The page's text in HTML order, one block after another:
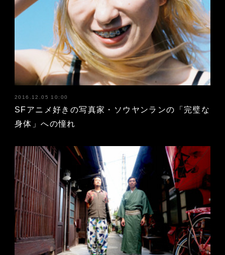
2016.12.05 10:00
SFアニメ好きの写真家・ソウヤンランの「完璧な
身体」への憧れ